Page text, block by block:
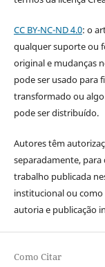
CC BY-NC-ND 4.0: o
qualquer suporte ou
original e mudanças
pode ser usado para
transformado ou
pode ser distribuído.
Autores têm
separadamente,
trabalho publicada
institucional ou
autoria e publicação
Como Citar